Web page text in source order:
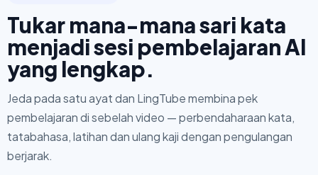
Tukar mana-mana sari kata
menjadi sesi pembelajaran AI
yang lengkap.
Jeda pada satu ayat dan LingTube membina pek
pembelajaran di sebelah video — perbendaharaan kata,
tatabahasa, latihan dan ulang kaji dengan pengulangan
berjarak.